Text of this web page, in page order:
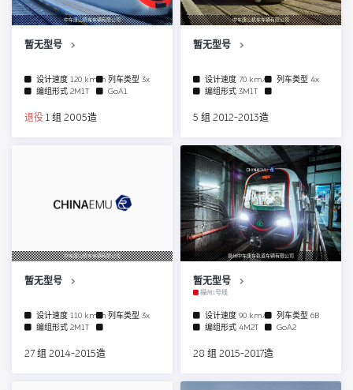
中车唐山机车车辆有限公司
暂无型号
设计速度 120 km/h列车类型 3x
编组形式 2M1T GoA1
退役 1 组 2005造
中车唐山机车车辆有限公司
暂无型号
设计速度 70 km/h 列车类型 4x
编组形式 3M1T
5 组 2012-2013造
中车唐山机车车辆有限公司
暂无型号
设计速度 110 km/h列车类型 3x
编组形式 2M1T
27 组 2014-2015造
泉州中车唐车轨道车辆有限公司
暂无型号
福州1号线
设计速度 90 km/h 列车类型 6B
编组形式 4M2T GoA2
28 组 2015-2017造